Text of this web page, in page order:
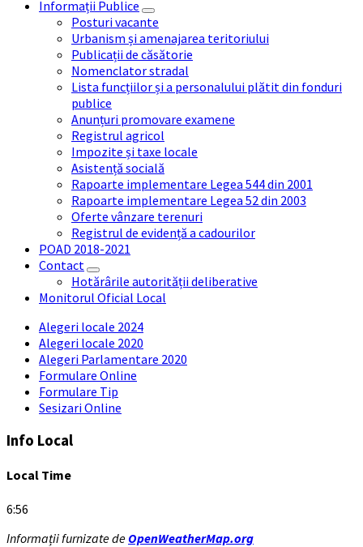
Informații Publice
Posturi vacante
Urbanism și amenajarea teritoriului
Publicații de căsătorie
Nomenclator stradal
Lista funcțiilor și a personalului plătit din fonduri
publice
Anunțuri promovare examene
Registrul agricol
Impozite și taxe locale
Asistență socială
Rapoarte implementare Legea 544 din 2001
Rapoarte implementare Legea 52 din 2003
Oferte vânzare terenuri
Registrul de evidență a cadourilor
POAD 2018-2021
Contact
Hotărârile autorității deliberative
Monitorul Oficial Local
Alegeri locale 2024
Alegeri locale 2020
Alegeri Parlamentare 2020
Formulare Online
Formulare Tip
Sesizari Online
Info Local
Local Time
6:56
Informații furnizate de OpenWeatherMap.org